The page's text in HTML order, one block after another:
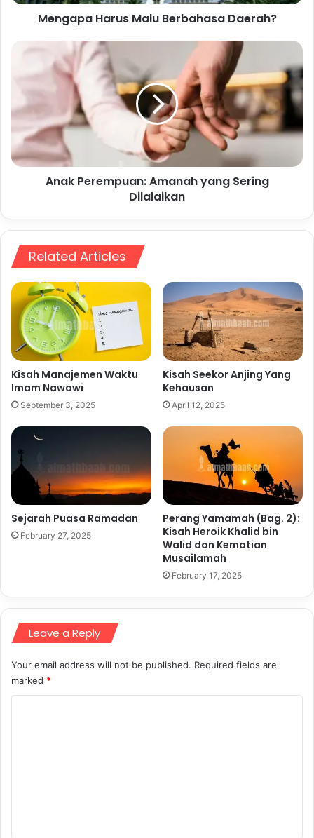
Mengapa Harus Malu Berbahasa Daerah?
Anak
Perempuan:
Amanah
Sering
Dilalaikan
Anak Perempuan: Amanah yang Sering
Dilalaikan
Related Articles
Kisah Manajemen Waktu
Imam Nawawi
September 3, 2025
Kisah Seekor Anjing Yang
Kehausan
April 12, 2025
Sejarah Puasa Ramadan
February 27, 2025
Perang Yamamah (Bag. 2):
Kisah Heroik Khalid bin
Walid dan Kematian
Musailamah
February 17, 2025
Leave a Reply
Your email address will not be published. Required fields are
marked *